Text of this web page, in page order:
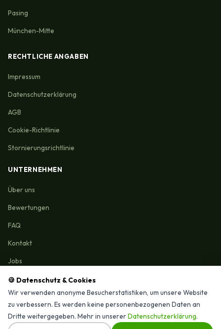
🍪 Datenschutz & Cookies
Wir verwenden anonyme Besucherstatistiken, um unsere Website
zu verbessern. Es werden keine personenbezogenen Daten an
Dritte weitergegeben. Mehr in unsererDatenschutzerklärung.
Pasing
München-Mitte
RECHTLICHE ANGABEN
Impressum
Datenschutzerklärung
AGB
Cookie-Richtlinie
Stornierungsrichtlinie
UNTERNEHMEN
Über uns
Bewertungen
FAQ
Kontakt
Jobs
Reinigungmunchen.de © 2026 Alle Rechte vorbehalten
⭐ 4,9/15 Google-Bewertungen · Seit 2025 in München